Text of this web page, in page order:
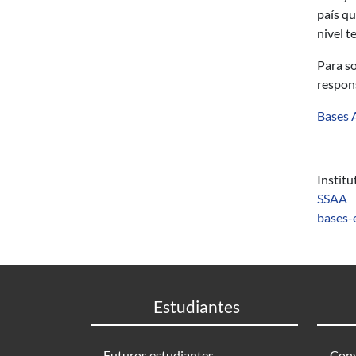
país
nivel
Para
Bases
SSAA
Estudiantes